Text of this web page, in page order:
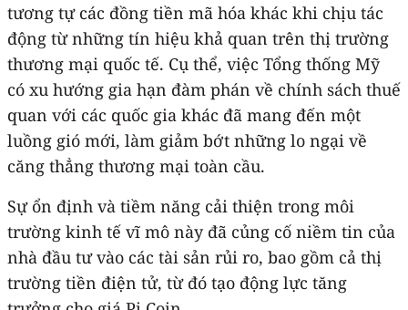
tương tự các đồng tiền mã hóa khác khi chịu tác
động từ những tín hiệu khả quan trên thị trường
thương mại quốc tế. Cụ thể, việc Tổng thống Mỹ
có xu hướng gia hạn đàm phán về chính sách thuế
quan với các quốc gia khác đã mang đến một
luồng gió mới, làm giảm bớt những lo ngại về
căng thẳng thương mại toàn cầu.
Sự ổn định và tiềm năng cải thiện trong môi
trường kinh tế vĩ mô này đã củng cố niềm tin của
nhà đầu tư vào các tài sản rủi ro, bao gồm cả thị
trường tiền điện tử, từ đó tạo động lực tăng